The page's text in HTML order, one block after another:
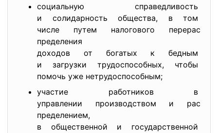
социальную справедливость
и солидарность общества, в том
числе путем налогового перерас
пределения
доходов от богатых к бедным
и загрузки трудоспособных, чтобы
помочь уже нетрудоспособным;
участие работников в
управлении производством и рас
пределением,
в общественной и государственной